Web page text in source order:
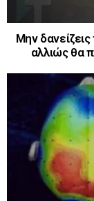
Μην
αλλιώς θα